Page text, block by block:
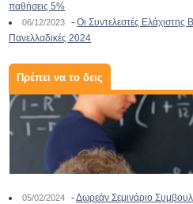
παθήσεις 5%
06/12/2023 -Οι Συντελεστές
Πανελλαδικές 2024
Πρέπει να το δεις
05/02/2024 -Δωρεάν Σεμινάριο